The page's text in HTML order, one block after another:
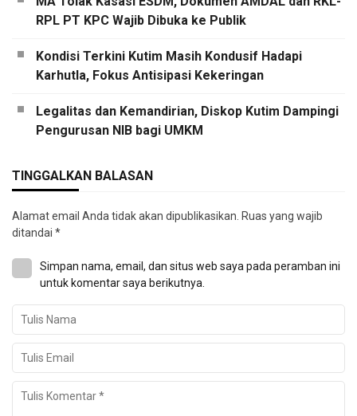
RPL PT KPC Wajib Dibuka ke Publik
Kondisi Terkini Kutim Masih Kondusif Hadapi
Karhutla, Fokus Antisipasi Kekeringan
Legalitas dan Kemandirian, Diskop Kutim Dampingi
Pengurusan NIB bagi UMKM
TINGGALKAN BALASAN
Alamat email Anda tidak akan dipublikasikan. Ruas yang wajib
ditandai *
Simpan nama, email, dan situs web saya pada peramban ini
untuk komentar saya berikutnya.